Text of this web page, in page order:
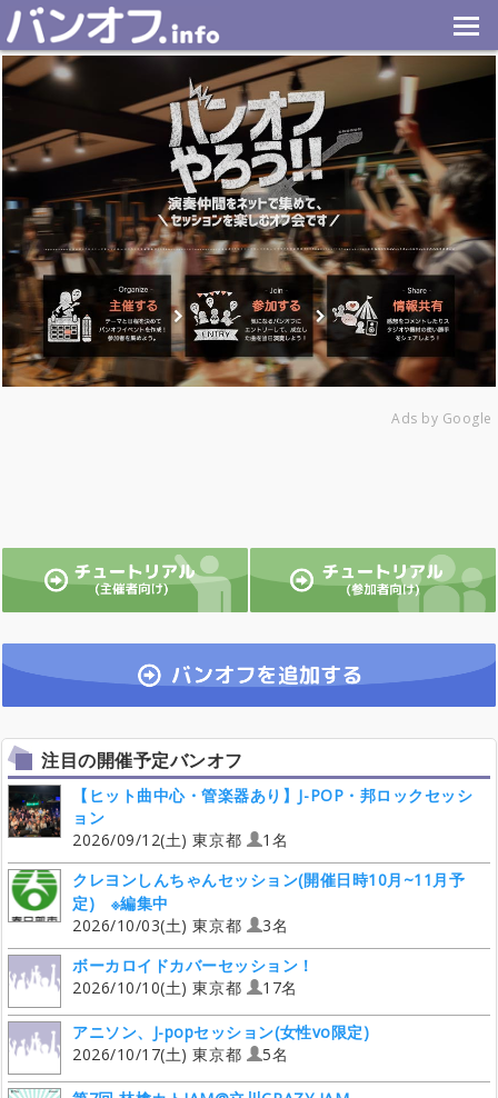
Ads by Google
注目の開催予定バンオフ
【ヒット曲中心・管楽器あり】J-POP・邦ロックセッシ
ョン
2026/09/12(土) 東京都
1名
クレヨンしんちゃんセッション(開催日時10月~11月予
定) ※編集中
2026/10/03(土) 東京都
3名
ボーカロイドカバーセッション！
2026/10/10(土) 東京都
17名
アニソン、J-popセッション(女性vo限定)
2026/10/17(土) 東京都
5名